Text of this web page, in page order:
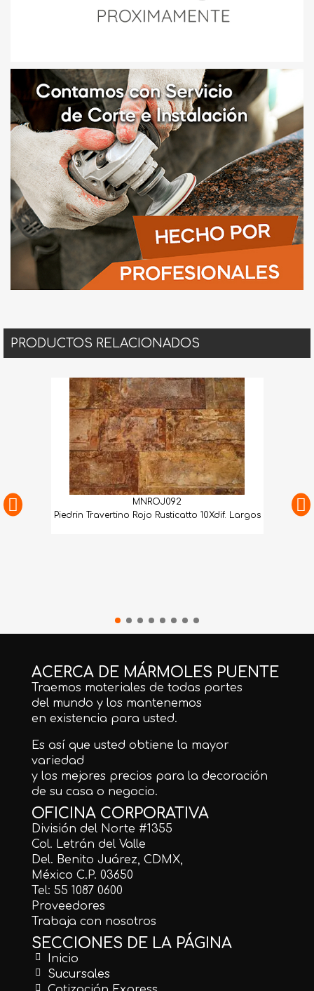
PRODUCTOS RELACIONADOS
MNROJ092
Piedrin Travertino Rojo Rusticatto 10Xdif. Largos
ACERCA DE MÁRMOLES PUENTE
Traemos materiales de todas partes
del mundo y los mantenemos
en existencia para usted.
Es así que usted obtiene la mayor
variedad
y los mejores precios para la decoración
de su casa o negocio.
OFICINA CORPORATIVA
División del Norte #1355
Col. Letrán del Valle
Del. Benito Juárez, CDMX,
México C.P. 03650
Tel: 55 1087 0600
Proveedores
Trabaja con nosotros
SECCIONES DE LA PÁGINA
Inicio
Sucursales